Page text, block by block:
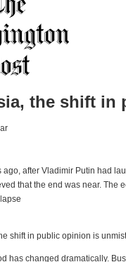
the shift in
ago, after Vladimir Putin had
that the end was near. The
has changed dramatically.